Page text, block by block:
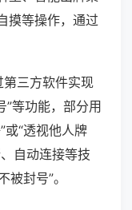
摸等操作，通过
三方软件实现
”等功能，部分用
或“透视他人牌
自动连接等技
被封号”。